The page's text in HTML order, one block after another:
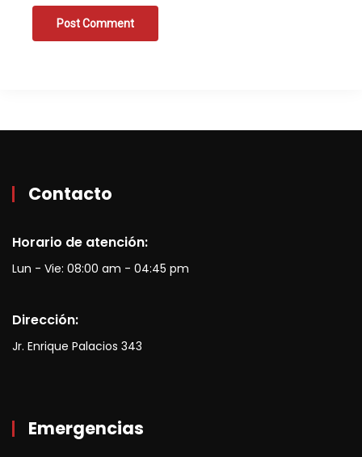
Contacto
Horario de atención:
Lun - Vie: 08:00 am - 04:45 pm
Dirección:
Jr. Enrique Palacios 343
Emergencias